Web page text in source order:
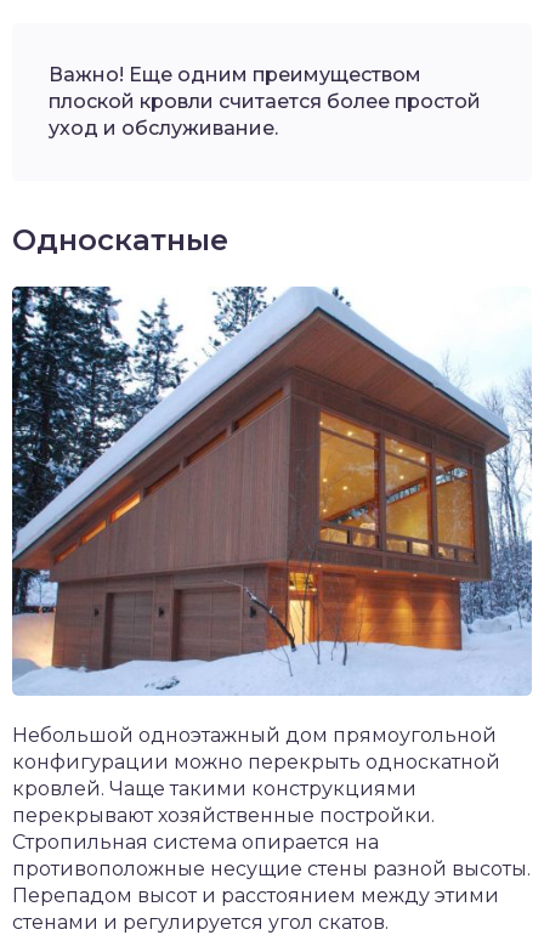
Важно! Еще одним преимуществом
плоской кровли считается более простой
уход и обслуживание.
Односкатные
Небольшой одноэтажный дом прямоугольной
конфигурации можно перекрыть односкатной
кровлей. Чаще такими конструкциями
перекрывают хозяйственные постройки.
Стропильная система опирается на
противоположные несущие стены разной высоты.
Перепадом высот и расстоянием между этими
стенами и регулируется угол скатов.